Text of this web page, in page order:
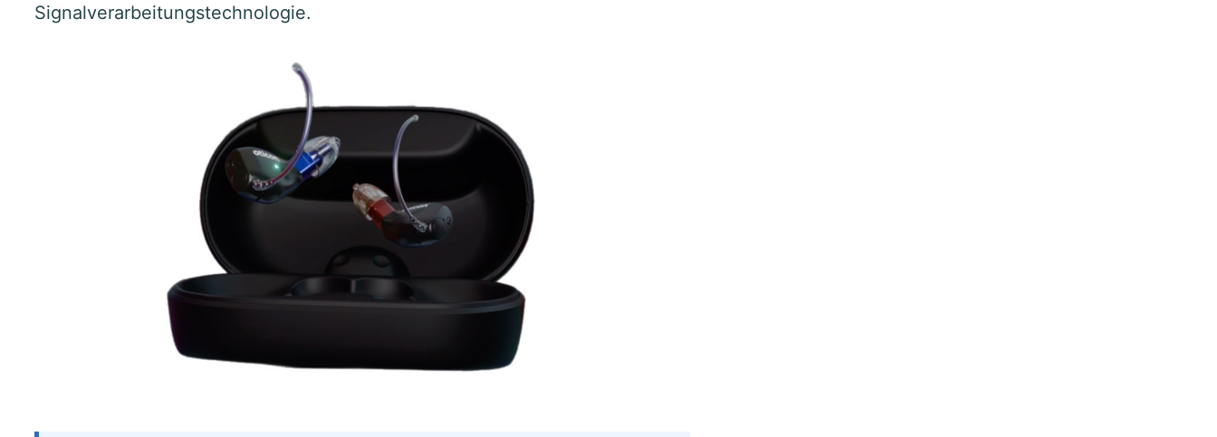
Signalverarbeitungstechnologie.